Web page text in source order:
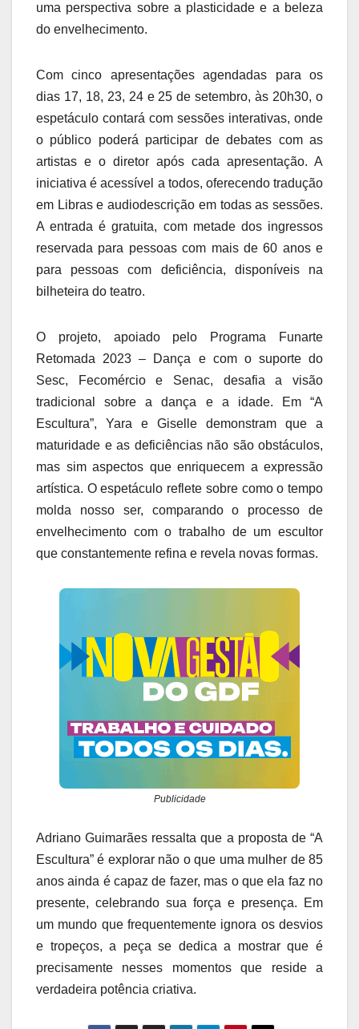
uma perspectiva sobre a plasticidade e a beleza
do envelhecimento.
Com cinco apresentações agendadas para os
dias 17, 18, 23, 24 e 25 de setembro, às 20h30, o
espetáculo contará com sessões interativas, onde
o público poderá participar de debates com as
artistas e o diretor após cada apresentação. A
iniciativa é acessível a todos, oferecendo tradução
em Libras e audiodescrição em todas as sessões.
A entrada é gratuita, com metade dos ingressos
reservada para pessoas com mais de 60 anos e
para pessoas com deficiência, disponíveis na
bilheteira do teatro.
O projeto, apoiado pelo Programa Funarte
Retomada 2023 – Dança e com o suporte do
Sesc, Fecomércio e Senac, desafia a visão
tradicional sobre a dança e a idade. Em “A
Escultura”, Yara e Giselle demonstram que a
maturidade e as deficiências não são obstáculos,
mas sim aspectos que enriquecem a expressão
artística. O espetáculo reflete sobre como o tempo
molda nosso ser, comparando o processo de
envelhecimento com o trabalho de um escultor
que constantemente refina e revela novas formas.
Publicidade
Adriano Guimarães ressalta que a proposta de “A
Escultura” é explorar não o que uma mulher de 85
anos ainda é capaz de fazer, mas o que ela faz no
presente, celebrando sua força e presença. Em
um mundo que frequentemente ignora os desvios
e tropeços, a peça se dedica a mostrar que é
precisamente nesses momentos que reside a
verdadeira potência criativa.